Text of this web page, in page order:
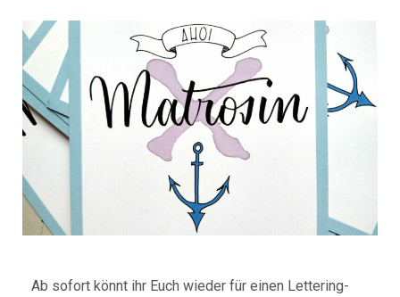
Ab sofort könnt ihr Euch wieder für einen Lettering-